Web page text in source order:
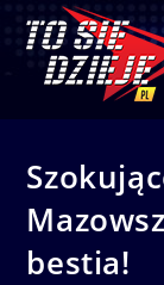
content
bestia!